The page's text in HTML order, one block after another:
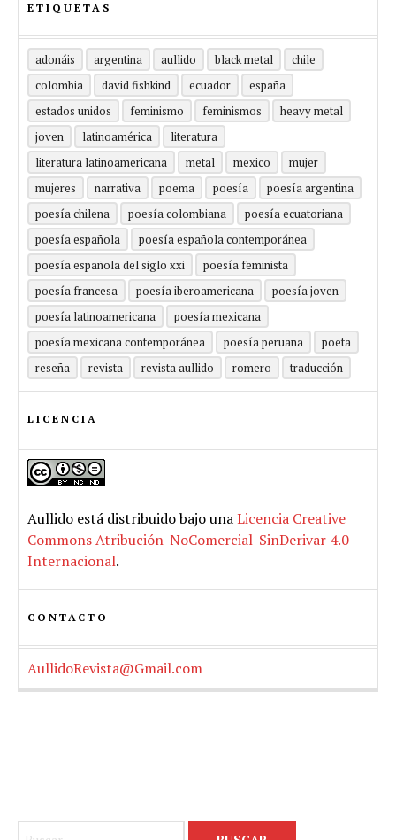
ETIQUETAS
adonáis argentina aullido black metal
chile
colombia
david fishkind ecuador
españa
estados unidos
feminismo feminismos
heavy metal
joven
latinoamérica
literatura
literatura latinoamericana
metal mexico
mujer
mujeres
narrativa poema poesía
poesía argentina
poesía chilena
poesía colombiana
poesía ecuatoriana
poesía española
poesía española contemporánea
poesía española del siglo xxi
poesía feminista
poesía francesa
poesía iberoamericana
poesía joven
poesía latinoamericana
poesía mexicana
poesía mexicana contemporánea
poesía peruana
poeta
reseña
revista revista aullido romero traducción
LICENCIA
Aullido está distribuido bajo unaLicencia Creative
Commons Atribución-NoComercial-SinDerivar 4.0
Internacional.
CONTACTO
AullidoRevista@Gmail.com